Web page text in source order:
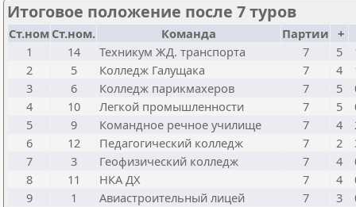
Итоговое положение после 7 туров
Ст.ном Ст.ном. Команда Партии +
1
14 Техникум ЖД. транспорта 7 5
2
5 Колледж Галущака 7 4
3
6 Колледж парикмахеров 7 5
4
10 Легкой промышленности 7 5
5
9 Командное речное училище 7 4
6
12 Педагогический колледж 7 2
7
3 Геофизический колледж 7 4
8
11 НКА ДХ 7 4
9
1 Авиастроительный лицей 7 3